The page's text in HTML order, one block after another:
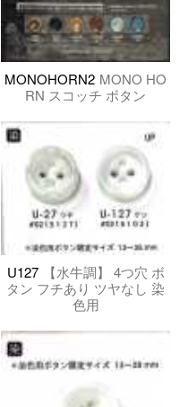
MONOHORN2 MONO HO
RN スコッチ ボタン
U127
【水牛調】 4つ穴 ボ
タン フチあり ツヤなし 染
色用